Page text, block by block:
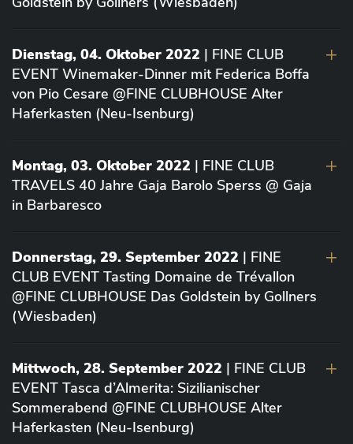
Dienstag, 04. Oktober 2022 | FINE CLUB
EVENT Winemaker-Dinner mit Federica Boffa
von Pio Cesare @FINE CLUBHOUSE Alter
Haferkasten (Neu-Isenburg)
Montag, 03. Oktober 2022 | FINE CLUB
TRAVELS 40 Jahre Gaja Barolo Sperss @ Gaja
in Barbaresco
Donnerstag, 29. September 2022 | FINE
CLUB EVENT Tasting Domaine de Trévallon
@FINE CLUBHOUSE Das Goldstein by Gollners
(Wiesbaden)
Mittwoch, 28. September 2022 | FINE CLUB
EVENT Tasca d’Almerita: Sizilianischer
Sommerabend @FINE CLUBHOUSE Alter
Haferkasten (Neu-Isenburg)